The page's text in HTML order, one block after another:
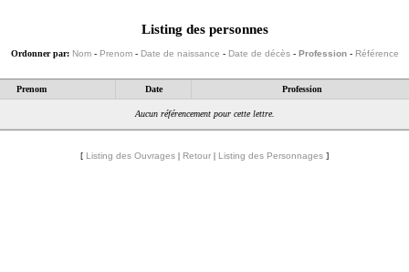
Listing des personnes
Ordonner par: Nom- Prenom- Date de naissance - Date de décès- Profession- Référence
Prenom Date Profession
Aucun référencement pour cette lettre.
[ Listing des Ouvrages | Retour | Listing des Personnages ]